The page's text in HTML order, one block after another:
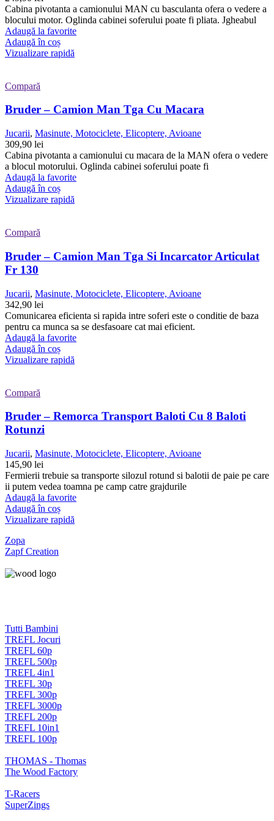
Cabina pivotanta a camionului MAN cu basculanta ofera o vedere a
blocului motor. Oglinda cabinei soferului poate fi pliata. Jgheabul
Adaugă la favorite
Adaugă în coș
Vizualizare rapidă
Compară
Bruder – Camion Man Tga Cu Macara
Jucarii, Masinute, Motociclete, Elicoptere, Avioane
309,90 lei
Cabina pivotanta a camionului cu macara de la MAN ofera o vedere
a blocul motorului. Oglinda cabinei soferului poate fi
Adaugă la favorite
Adaugă în coș
Vizualizare rapidă
Compară
Bruder – Camion Man Tga Si Incarcator Articulat
Fr 130
Jucarii, Masinute, Motociclete, Elicoptere, Avioane
342,90 lei
Comunicarea eficienta si rapida intre soferi este o conditie de baza
pentru ca munca sa se desfasoare cat mai eficient.
Adaugă la favorite
Adaugă în coș
Vizualizare rapidă
Compară
Bruder – Remorca Transport Baloti Cu 8 Baloti
Rotunzi
Jucarii, Masinute, Motociclete, Elicoptere, Avioane
145,90 lei
Fermierii trebuie sa transporte silozul rotund si balotii de paie pe care
ii putem vedea toamna pe camp catre grajdurile
Adaugă la favorite
Adaugă în coș
Vizualizare rapidă
Zopa
Zapf Creation
Tutti Bambini
TREFL Jocuri
TREFL 60p
TREFL 500p
TREFL 4in1
TREFL 30p
TREFL 300p
TREFL 3000p
TREFL 200p
TREFL 10in1
TREFL 100p
THOMAS - Thomas
The Wood Factory
T-Racers
SuperZings